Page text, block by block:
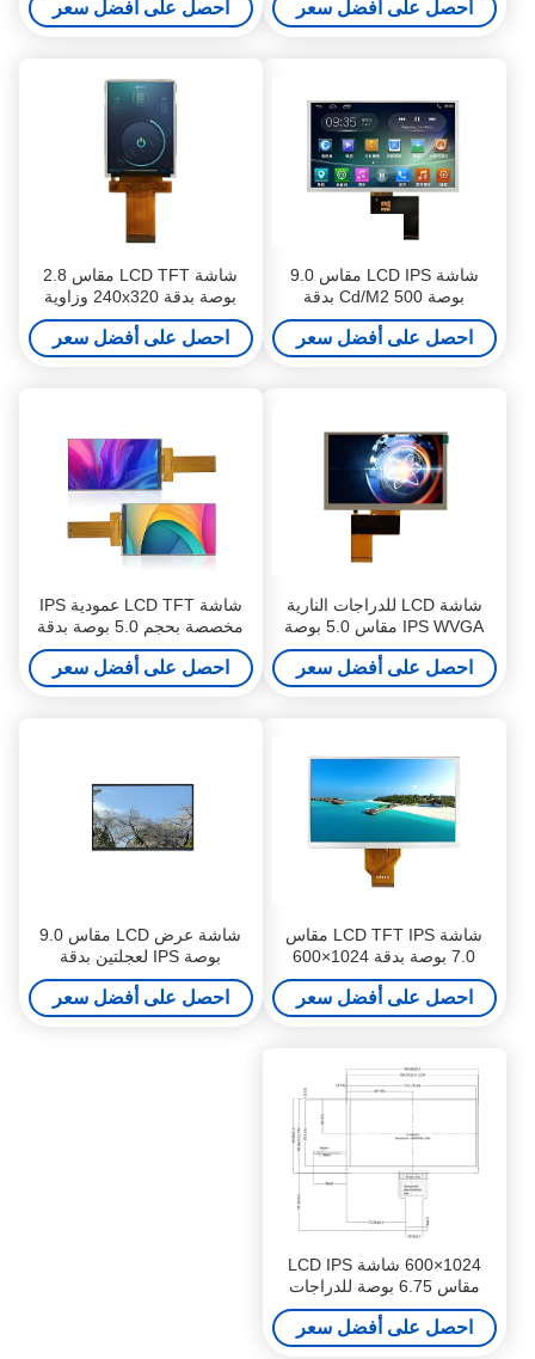
240x320
احصل على أفضل سعر
النارية
احصل على أفضل سعر
شاشة LCD IPS مقاس 9.0
بوصة 500 Cd/M2 بدقة
1024×600 وحدة TFT للدراجات
النارية
احصل على أفضل سعر
شاشة LCD TFT مقاس 2.8
بوصة بدقة 240x320 وزاوية
عرض كاملة IPS للدراجات
النارية
احصل على أفضل سعر
شاشة LCD للدراجات النارية
IPS WVGA مقاس 5.0 بوصة
بدقة 800×480 بكسل بواجهة
LVDS RGB
احصل على أفضل سعر
شاشة LCD TFT عمودية IPS
مخصصة بحجم 5.0 بوصة بدقة
480×854 للدراجات النارية
احصل على أفضل سعر
شاشة LCD TFT IPS مقاس
7.0 بوصة بدقة 1024×600
وزوايا رؤية واسعة للدراجات
النارية
احصل على أفضل سعر
شاشة عرض LCD مقاس 9.0
بوصة IPS لعجلتين بدقة
1280x720 وسطوع 500cd/m2
احصل على أفضل سعر
1024×600 شاشة LCD IPS
مقاس 6.75 بوصة للدراجات
النارية بواجهة RGB / LVDS /
MIPI
احصل على أفضل سعر